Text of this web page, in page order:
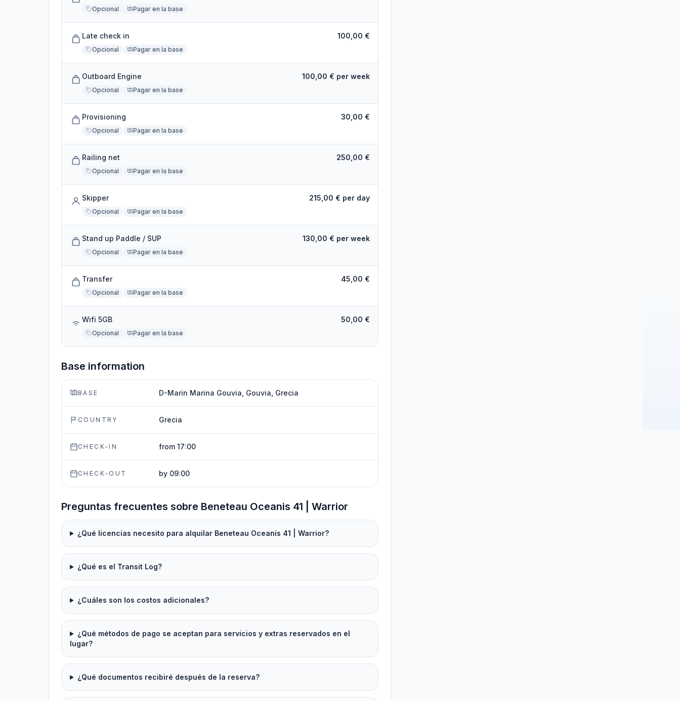
Opcional Pagar en la base
Late check in
Opcional Pagar en la base
100,00 €
Outboard Engine
Opcional Pagar en la base
100,00 € per week
Provisioning
Opcional Pagar en la base
30,00 €
Railing net
Opcional Pagar en la base
250,00 €
Skipper
Opcional Pagar en la base
215,00 € per day
Stand up Paddle / SUP
Opcional Pagar en la base
130,00 € per week
Transfer
Opcional Pagar en la base
45,00 €
Wifi 5GB
Opcional Pagar en la base
50,00 €
Base information
BASE D-Marin Marina Gouvia, Gouvia, Grecia
COUNTRY Grecia
CHECK-IN from 17:00
CHECK-OUT by 09:00
Preguntas frecuentes sobre Beneteau Oceanis 41 | Warrior
¿Qué licencias necesito para alquilar Beneteau Oceanis 41 | Warrior?
¿Qué es el Transit Log?
¿Cuáles son los costos adicionales?
¿Qué métodos de pago se aceptan para servicios y extras reservados en el
lugar?
¿Qué documentos recibiré después de la reserva?